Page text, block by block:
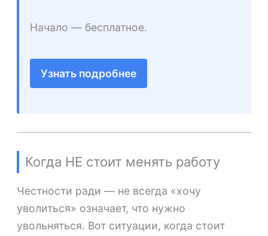
Начало — бесплатное.
Узнать подробнее
Когда НЕ стоит менять работу
Честности ради — не всегда «хочу
уволиться» означает, что нужно
увольняться. Вот ситуации, когда стоит